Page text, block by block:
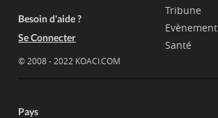
Besoin d'aide ?
Se Connecter
© 2008 - 2022 KOACI.COM
Tribune
Evènement
Santé
Pays